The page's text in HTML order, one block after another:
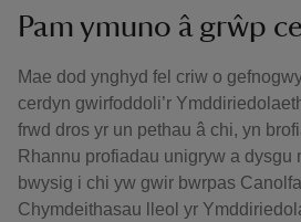
Pam ymuno â grŵp
Mae dod ynghyd fel criw o
cerdyn gwirfoddoli’r
frwd dros yr un pethau â chi, yn
Rhannu profiadau unigryw a dysgu
bwysig i chi yw gwir bwrpas
Chymdeithasau lleol yr